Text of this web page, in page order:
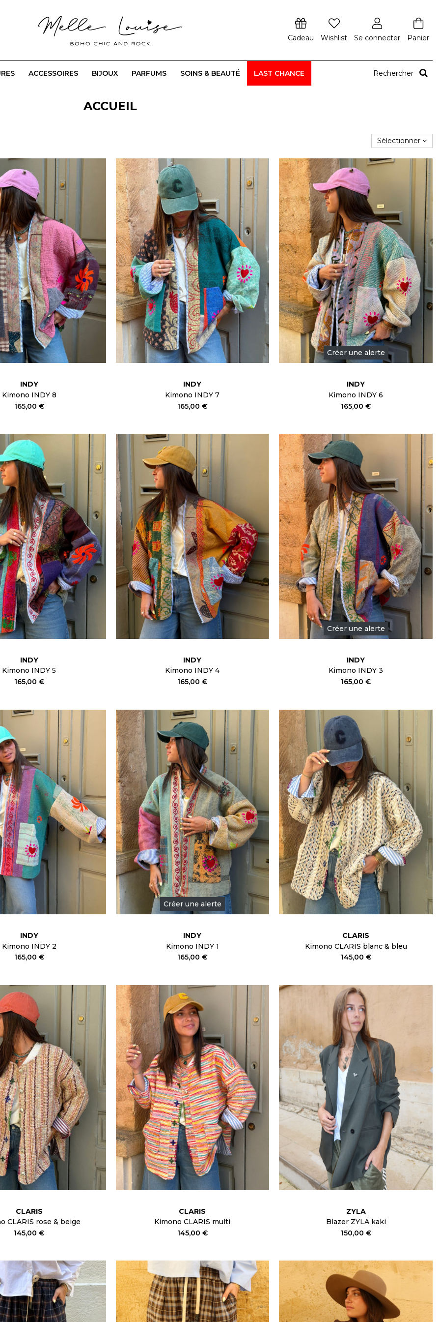
Cadeau Wishlist Se connecter Panier
ACCESSOIRES BIJOUX PARFUMS SOINS & BEAUTÉ LAST CHANCE Rechercher
ACCUEIL
Sélectionner
INDY
Kimono INDY 8
165,00 €
INDY
Kimono INDY 7
165,00 €
Créer une alerte
INDY
Kimono INDY 6
165,00 €
INDY
Kimono INDY 5
165,00 €
INDY
Kimono INDY 4
165,00 €
Créer une alerte
INDY
Kimono INDY 3
165,00 €
INDY
Kimono INDY 2
165,00 €
Créer une alerte
INDY
Kimono INDY 1
165,00 €
CLARIS
Kimono CLARIS blanc & bleu
145,00 €
CLARIS
CLARIS rose & beige
145,00 €
CLARIS
Kimono CLARIS multi
145,00 €
ZYLA
Blazer ZYLA kaki
150,00 €